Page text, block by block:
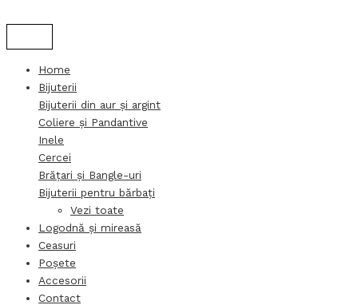
to
Home
Bijuterii
Bijuterii din aur și argint
Coliere și Pandantive
Inele
Cercei
Brățari și Bangle-uri
Bijuterii pentru bărbați
Vezi toate
Logodnă și mireasă
Ceasuri
Poșete
Accesorii
Contact
search
search